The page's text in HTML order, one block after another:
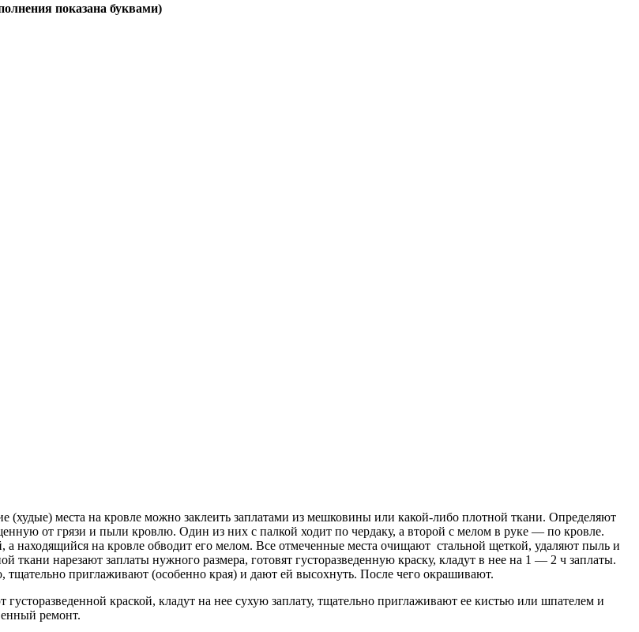
показана буквами)
места на кровле можно заклеить заплатами из мешковины или какой-либо плотной ткани. Определяют
от грязи и пыли кровлю. Один из них с палкой ходит по чердаку, а второй с мелом в руке — по кровле.
находящийся на кровле обводит его мелом. Все отмеченные места очищают стальной щеткой, удаляют пыль и
нарезают заплаты нужного размера, готовят густоразведенную краску, кладут в нее на 1 — 2 ч заплаты.
приглаживают (особенно края) и дают ей высохнуть. После чего окрашивают.
краской, кладут на нее сухую заплату, тщательно приглаживают ее кистью или шпателем и
ремонт.